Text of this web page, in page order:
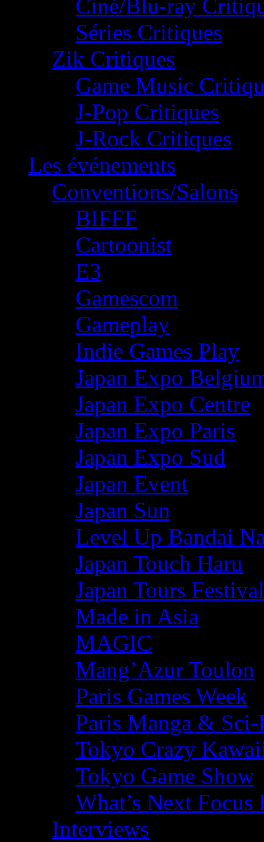
Ciné/Blu-ray
Séries Critiques
Zik Critiques
Game Music
J-Pop Critiques
J-Rock Critiques
Les événements
Conventions/Salons
BIFFF
Cartoonist
E3
Gamescom
Gameplay
Indie Games Play
Japan Expo
Japan Expo Centre
Japan Expo Paris
Japan Expo Sud
Japan Event
Japan Sun
Level Up Bandai
Japan Touch Haru
Japan Tours Festival
Made in Asia
MAGIC
Mang’Azur Toulon
Paris Games Week
Paris Manga &
Tokyo Crazy
Tokyo Game Show
What’s Next
Interviews